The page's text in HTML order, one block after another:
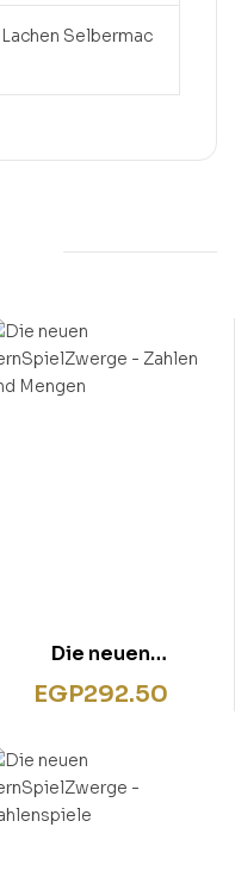
Selbermac
Die neuen
LernSpielZwerge –
EGP292.50